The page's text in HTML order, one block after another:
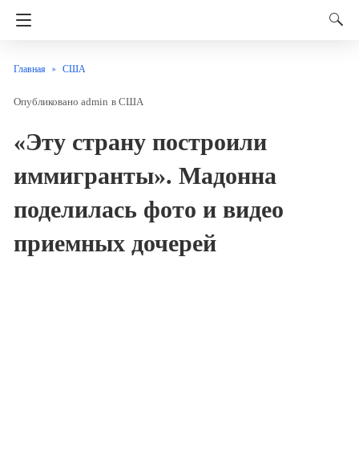
Главная США
admin в США
«Эту страну построили
иммигранты». Мадонна
поделилась фото и видео
приемных дочерей